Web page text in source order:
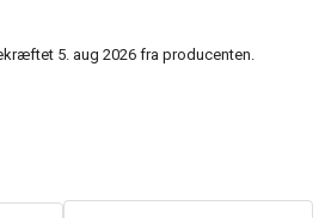
5. aug 2026 fra producenten.